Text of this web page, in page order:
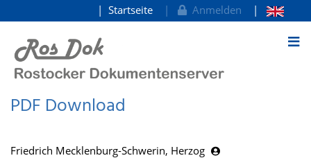
zum Inhalt
Startseite Anmelden
PDF Download
Friedrich Mecklenburg-Schwerin, Herzog